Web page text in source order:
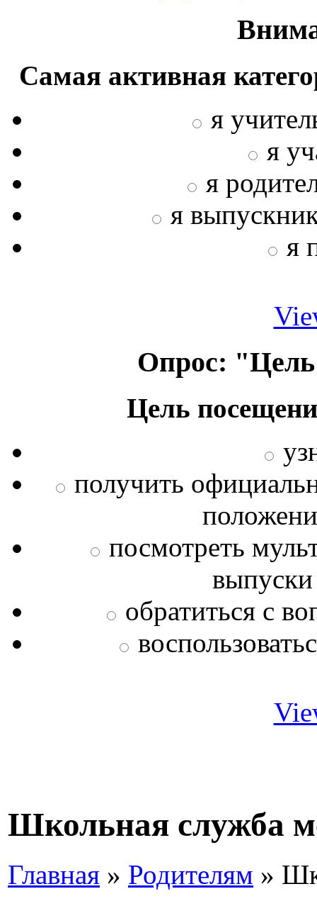
Самая активная
я
я
я
я
я
Опрос:
Цель
получить
посмотреть
обратиться с
Школьная служба
Главная » Родителям »